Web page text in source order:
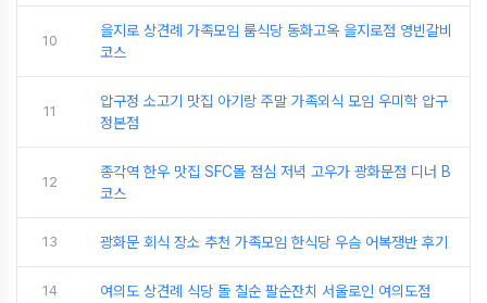
10
을지로 상견례 가족모임 룸식당 동화고옥 을지로점 영빈갈비
코스
11
압구정 소고기 맛집 아기랑 주말 가족외식 모임 우미학 압구
정본점
12
종각역 한우 맛집 SFC몰 점심 저녁 고우가 광화문점 디너 B
코스
13 광화문 회식 장소 추천 가족모임 한식당 우슴 어복쟁반 후기
14 여의도 상견례 식당 돌 칠순 팔순잔치 서울로인 여의도점